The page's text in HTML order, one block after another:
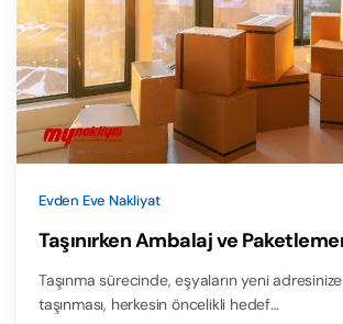
Evden Eve Nakliyat
Taşınırken Ambalaj ve
Taşınma sürecinde, eşyaların yeni
taşınması, herkesin öncelikli hedef…